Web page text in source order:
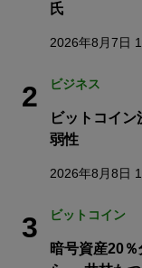
氏
2026年8月7日
2 ビジネス
ビットコイ
弱性
2026年8月8日
3 ビットコイン
暗号資産20